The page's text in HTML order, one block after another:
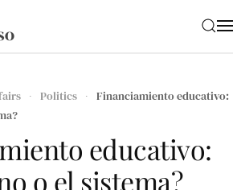
Politics
Financiamiento educativo:
educativo:
o el sistema?